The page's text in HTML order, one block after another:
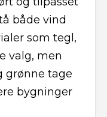
både vind
som tegl,
valg, men
grønne tage
bygninger